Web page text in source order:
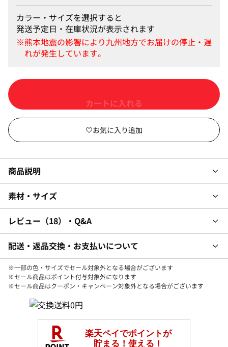
カラー・サイズを選択すると
発送予定日・在庫状況が表示されます
商品説明
素材・サイズ
レビュー 18 ・Q&A
配送・返品交換・お支払いについて
※一部の色・サイズでセール対象外となる場合がございます
※セール商品はポイント付与対象外になります
※セール商品はクーポン・キャンペーン対象外となる場合がございます